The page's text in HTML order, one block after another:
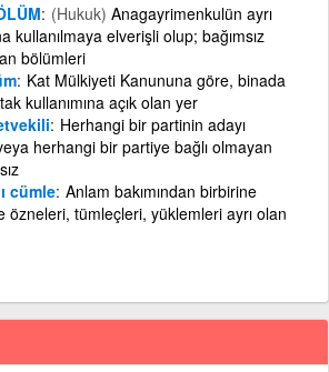
(Hukuk) Anagayrimenkulün ayrı
kullanılmaya elverişli olup; bağımsız
bölümleri
Kat Mülkiyeti Kanununa göre, binada
kullanımına açık olan yer
Herhangi bir partinin adayı
herhangi bir partiye bağlı olmayan
cümle Anlam bakımından birbirine
özneleri, tümleçleri, yüklemleri ayrı olan